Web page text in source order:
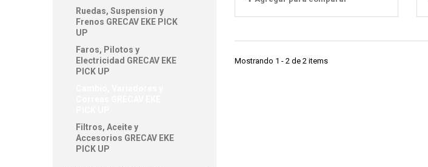
Ruedas, Suspension y
Frenos GRECAV EKE PICK
UP
Faros, Pilotos y
Electricidad GRECAV EKE
PICK UP
Filtros, Aceite y
Accesorios GRECAV EKE
PICK UP
Mostrando 1 - 2 de 2 items